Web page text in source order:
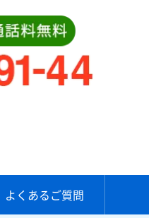
よくあるご質問